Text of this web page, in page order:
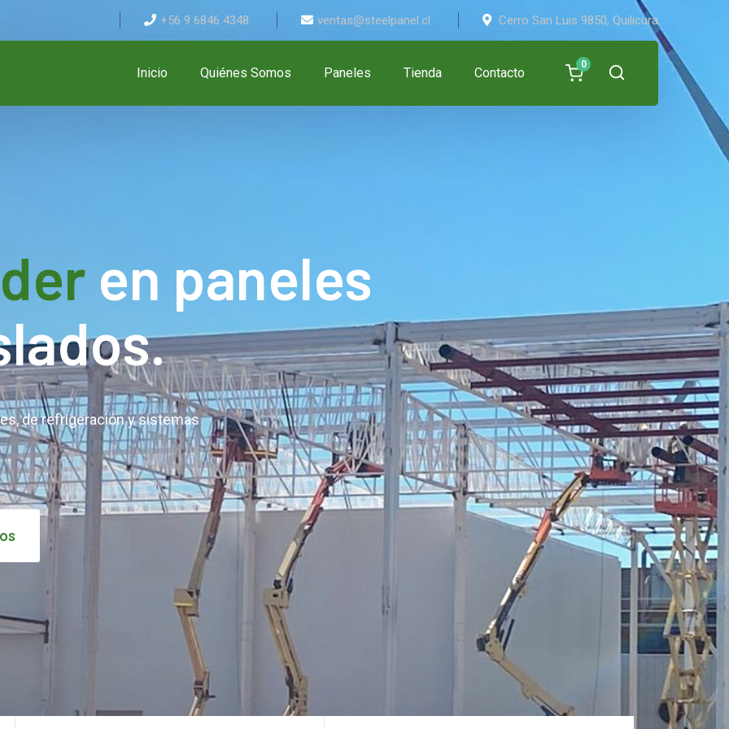
+56 9 6846 4348 ventas@steelpanel.cl Cerro San Luis 9850, Quilicura
Inicio Quiénes Somos Paneles Tienda Contacto
0
en paneles
de refrigeración y sistemas